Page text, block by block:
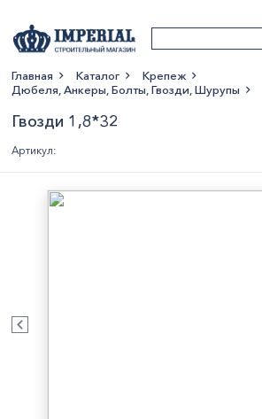
Главная Каталог
Крепеж
Дюбеля, Анкеры, Болты, Гвозди, Шурупы
Гвозди 1,8*32
Артикул: